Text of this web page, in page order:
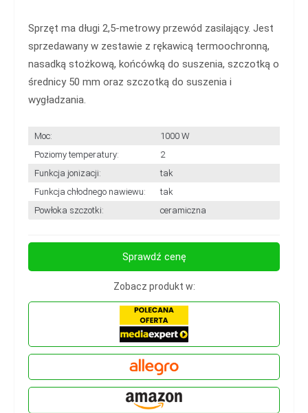
Sprzęt ma długi 2,5-metrowy przewód zasilający. Jest
sprzedawany w zestawie z rękawicą termoochronną,
nasadką stożkową, końcówką do suszenia, szczotką o
średnicy 50 mm oraz szczotką do suszenia i
wygładzania.
Moc:
1000 W
Poziomy temperatury:
2
Funkcja jonizacji:
tak
Funkcja chłodnego nawiewu:
tak
Powłoka szczotki:
ceramiczna
Sprawdź cenę
Zobacz produkt w: